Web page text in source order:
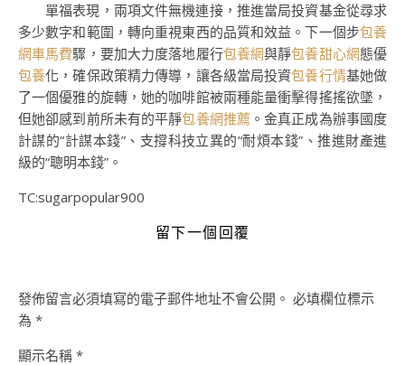
單福表現，兩項文件無機連接，推進當局投資基金從尋求
多少數字和範圍，轉向重視東西的品質和效益。下一個步包養
網車馬費驟，要加大力度落地履行包養網與靜包養甜心網態優
包養化，確保政策精力傳導，讓各級當局投資包養行情基她做
了一個優雅的旋轉，她的咖啡館被兩種能量衝擊得搖搖欲墜，
但她卻感到前所未有的平靜包養網推薦 。金真正成為辦事國度
計謀的“計謀本錢”、支撐科技立異的“耐煩本錢”、推進財產進
級的“聰明本錢”。
TC:sugarpopular900
留下一個回覆
發佈留言必須填寫的電子郵件地址不會公開。 必填欄位標示
為 *
顯示名稱 *